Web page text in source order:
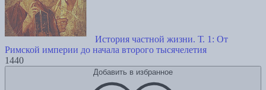
История частной жизни. Т. 1: От
Римской империи до начала второго тысячелетия
1440
Добавить в избранное